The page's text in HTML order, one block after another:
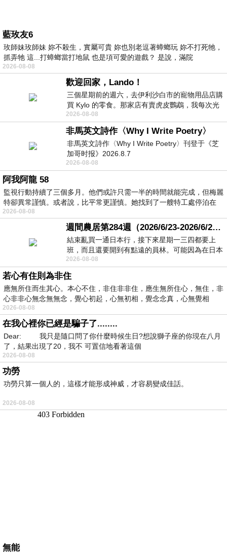
藍玫友6
玫師妹玫師妹 妳不殺生，實屬可貴 妳也別老逗著蟑螂玩 妳不打死牠，
抓弄牠 這...打蟑螂當打地鼠 也是項可愛的遊戲？ 是說，滿院
2026-08-08
歡迎回家，Lando！
三個星期前的週六，去伊利沙白市的寵物用品店購
買 Kylo 的零食。那家店有賣虎皮鸚鵡，我每次光
顧都會去看一下。他們偶爾會引進 C
2026-08-08
非馬英文詩作〈Why I Write Poetry〉
非馬英文詩作〈Why I Write Poetry〉刊登于《芝
加哥时报》2026.8.7
2026-08-08
阿我阿龍 58
監視行動持續了三個多月。他們或許只需一半的時間就能完成，但梅麗
特卻異常謹慎。或者說，比平常更謹慎。她找到了一艘特工處停泊在
2026-08-08
週間農居第284週（2026/6/23-2026/6/24) 夏至 金黃稻浪洋溢豐收喜悅
結束亂買一通日本行，接下來星期一三四都要上
班，而且還要開到有點遠的員林。可能因為在日本
花不少錢，星期一出門上班時，心裡沒有一
2026-08-08
若心有住則為非住
應無所住而生其心。本心不住，非住非非住，應生無所住心，無住，非
心非非心無念無無念，覺心初起，心無初相，覺念念真，心無覺相
2026-08-08
在我心裡你已經是騙子了........
Dear: 我只是隨口問了你什麼時候生日?想說獅子座的你現在八月
了，結果出現了20，我不 可置信地看著這個
2026-08-08
功勞
功勞只算一個人的，這樣才能形成神威，才容易變成佳話。
2026-08-08
無能